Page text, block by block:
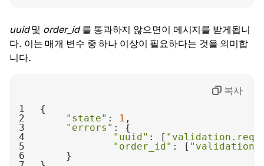
uuid및 order_id를 통과하지 않으면이 메시지를 받게됩니
다. 이는 매개 변수 중 하나 이상이 필요하다는 것을 의미합
니다.
1
2
"state" : 1
3
"errors"
4
"uuid" : [
5
"order_id" : [
6
복사